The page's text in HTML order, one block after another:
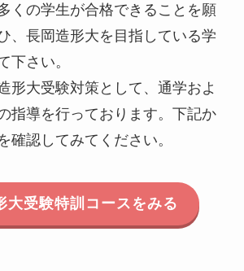
くの学生が合格できることを願
、長岡造形大を目指している学
下さい。
形大受験対策として、通学およ
指導を行っております。下記か
確認してみてください。
大受験特訓コースをみる